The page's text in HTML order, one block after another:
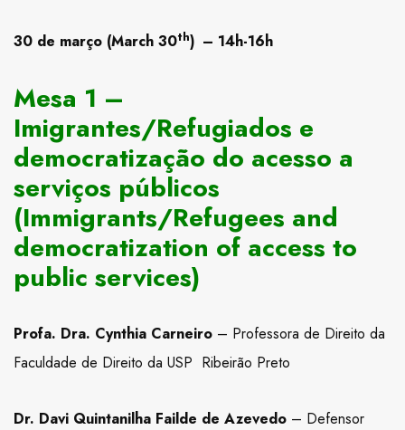
30 de março (March 30th) – 14h-16h
Mesa 1 –
Imigrantes/Refugiados e
democratização do acesso a
serviços públicos
(Immigrants/Refugees and
democratization of access to
public services)
Profa. Dra. Cynthia Carneiro – Professora de Direito da
Faculdade de Direito da USP Ribeirão Preto
Dr. Davi Quintanilha Failde de Azevedo – Defensor